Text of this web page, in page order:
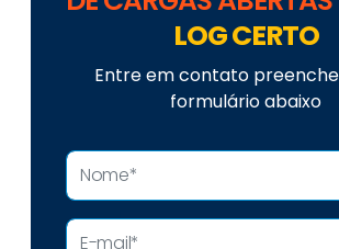
LOG CERTO
Entre em contato
formulário abaixo